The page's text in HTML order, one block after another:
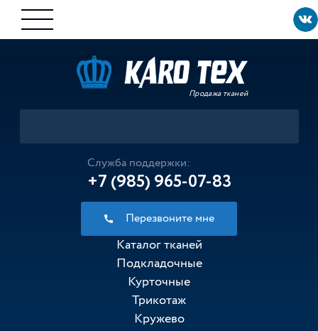
Продажа тканей
Служба поддержки:
+7 (985) 965-07-83
Перезвоните мне
Каталог тканей
Подкладочные
Курточные
Трикотаж
Кружево